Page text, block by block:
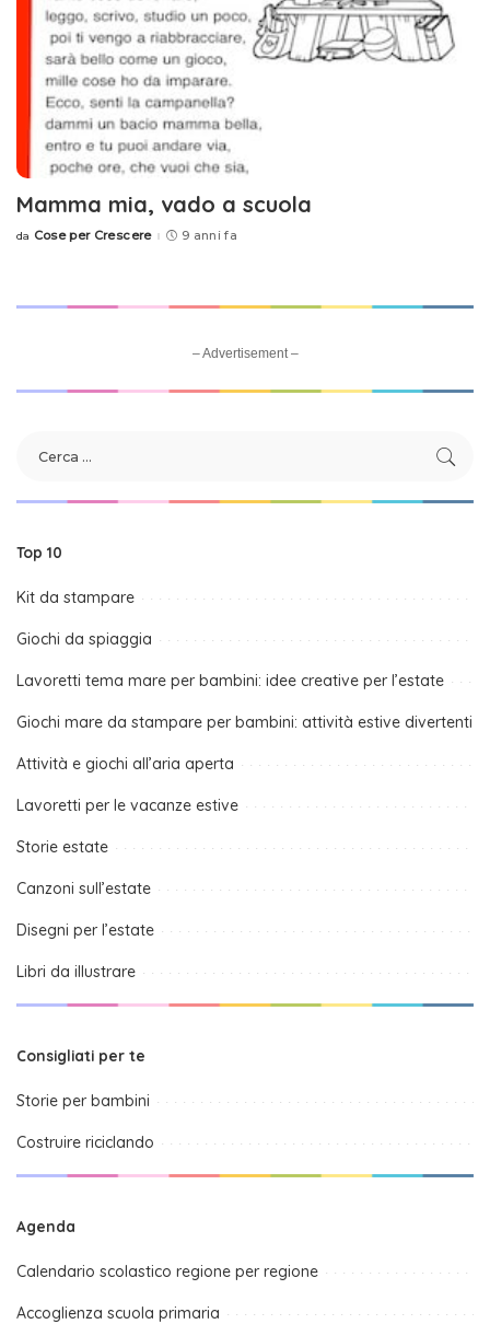
Mamma mia, vado a scuola
Posted
da Cose per Crescere 9 anni fa
– Advertisement –
Top 10
Kit da stampare
Giochi da spiaggia
Lavoretti tema mare per bambini: idee creative per l’estate
Giochi mare da stampare per bambini: attività estive divertenti
Attività e giochi all’aria aperta
Lavoretti per le vacanze estive
Storie estate
Canzoni sull’estate
Disegni per l’estate
Libri da illustrare
Consigliati per te
Storie per bambini
Costruire riciclando
Agenda
Calendario scolastico regione per regione
Accoglienza scuola primaria